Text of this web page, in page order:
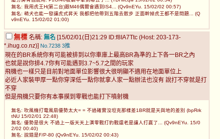
無名: 我用虎王H(第二台)跟M46偶爾會遇到IS4... (Qv9nEYu. 15/02/02 00:57)
無名: 萌犬也能一發讓虎式昇天 我都把他帶到五階去散步 正面幹掉虎王都不是問題... (Q
v9nEYu. 15/02/02 01:00)
無標 名稱: 無名 [15/02/01(日)21:29 ID:f8IA7Ttc (Host: 203-173-
*.ihug.co.nz)] No.7238 3推
現在的BR系統你有可能被排到以你車庫上最高BR為準的上下各一BR之內
也就是說你排4.7你有可能遇到3.7~5.7之間的玩家
飛機也一樣只是目前對地面單位影響很大很明顯不適用在地面單位上
必近人家裝甲厚一點你穿深低一點你就拿人家一點辦法也沒有 說打不穿就是打
不穿
但是飛機只要你有本事摸到零戰也能打下噴射機
無名: 吹風機打電風扇優勢太大= = 不過確實沒坦克那樣差1BR就是天與地的差別 (bpRrk
tNU 15/02/01 22:48)
無名: 優勢是很大 不過上一版天天上演零戰打豹戰還老是讓人打贏了... (Qv9nEYu. 15/0
2/02 00:40)
無名: 說錯是F/P-80 (Qv9nEYu. 15/02/02 00:43)